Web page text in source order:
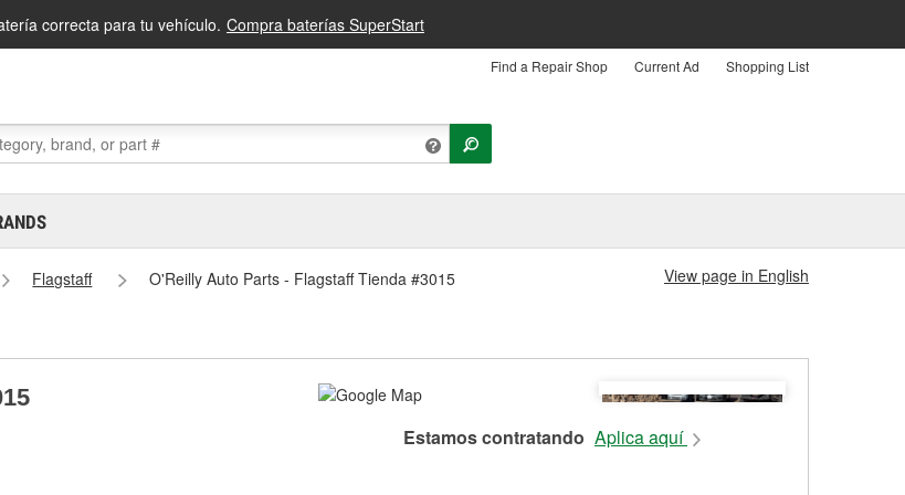
correcta para tu vehículo. Compra baterías SuperStart
Find a Repair Shop Current Ad Shopping List
Flagstaff O'Reilly Auto Parts - Flagstaff Tienda #3015 View page in English
Estamos contratando Aplica aquí